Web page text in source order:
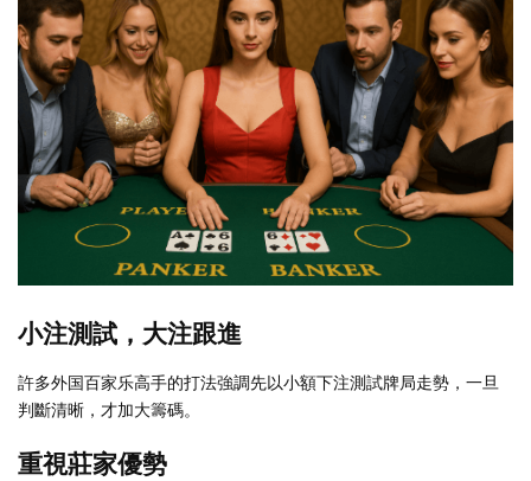
小注測試，大注跟進
許多外国百家乐高手的打法強調先以小額下注測試牌局走勢，一旦
判斷清晰，才加大籌碼。
重視莊家優勢